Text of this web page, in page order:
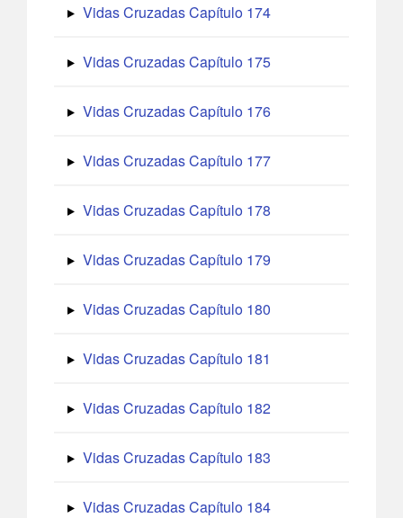
Vidas Cruzadas Capítulo 174
Vidas Cruzadas Capítulo 175
Vidas Cruzadas Capítulo 176
Vidas Cruzadas Capítulo 177
Vidas Cruzadas Capítulo 178
Vidas Cruzadas Capítulo 179
Vidas Cruzadas Capítulo 180
Vidas Cruzadas Capítulo 181
Vidas Cruzadas Capítulo 182
Vidas Cruzadas Capítulo 183
Vidas Cruzadas Capítulo 184